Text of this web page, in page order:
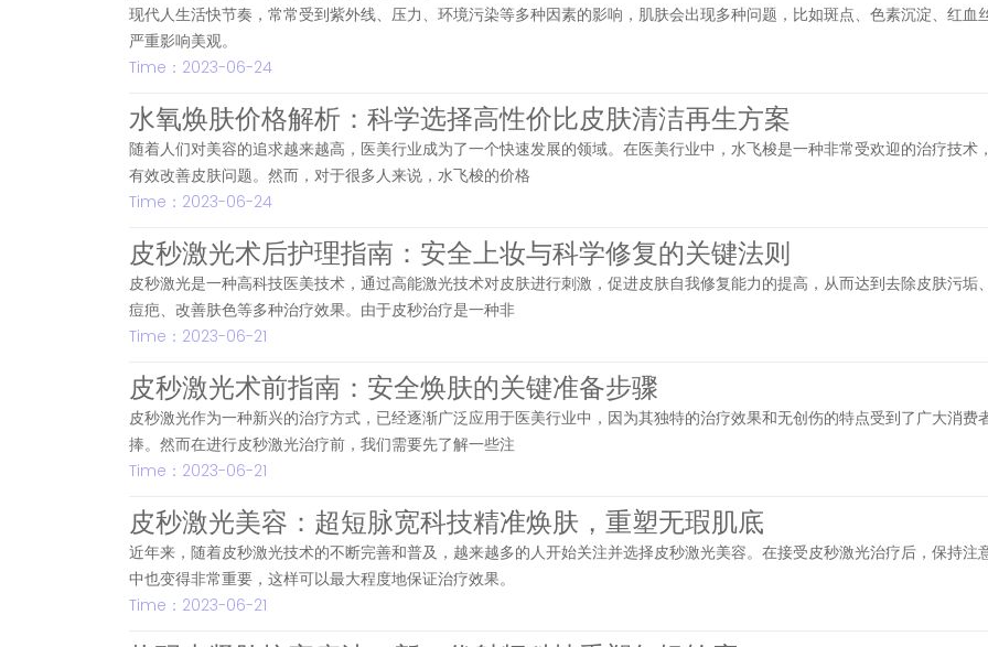
现代人生活快节奏，常常受到紫外线、压力、环境污染等多种因素的影响，肌肤会出现多种问题，比如斑点、色素沉淀、红血
严重影响美观。
Time：2023-06-24
水氧焕肤价格解析：科学选择高性价比皮肤清洁再生方案
随着人们对美容的追求越来越高，医美行业成为了一个快速发展的领域。在医美行业中，水飞梭是一种非常受欢迎的治疗技术
有效改善皮肤问题。然而，对于很多人来说，水飞梭的价格
Time：2023-06-24
皮秒激光术后护理指南：安全上妆与科学修复的关键法则
皮秒激光是一种高科技医美技术，通过高能激光技术对皮肤进行刺激，促进皮肤自我修复能力的提高，从而达到去除皮肤污垢
痘疤、改善肤色等多种治疗效果。由于皮秒治疗是一种非
Time：2023-06-21
皮秒激光术前指南：安全焕肤的关键准备步骤
皮秒激光作为一种新兴的治疗方式，已经逐渐广泛应用于医美行业中，因为其独特的治疗效果和无创伤的特点受到了广大消费
捧。然而在进行皮秒激光治疗前，我们需要先了解一些注
Time：2023-06-21
皮秒激光美容：超短脉宽科技精准焕肤，重塑无瑕肌底
近年来，随着皮秒激光技术的不断完善和普及，越来越多的人开始关注并选择皮秒激光美容。在接受皮秒激光治疗后，保持注
中也变得非常重要，这样可以最大程度地保证治疗效果。
Time：2023-06-21